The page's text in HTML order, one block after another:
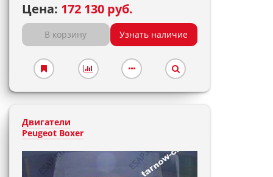
Цена: 172 130 руб.
В корзину Узнать наличие
Двигатели
Peugeot Boxer